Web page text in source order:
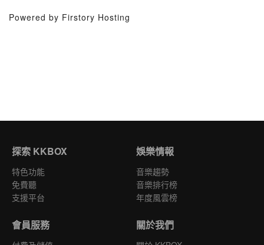
Powered by Firstory Hosting
探索 KKBOX
特色功能
免費聽
支援平台
娛樂情報
音樂趨勢
音樂排行榜
年度風雲榜
會員服務 關於我們